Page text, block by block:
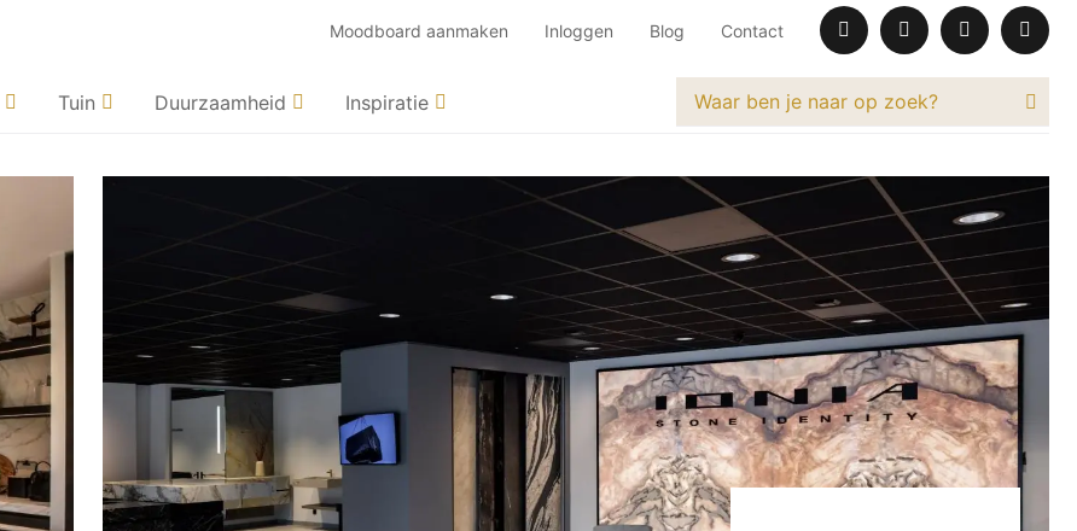
Moodboard aanmaken Inloggen Blog Contact
Tuin Duurzaamheid Inspiratie